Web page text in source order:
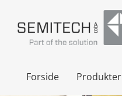
content
Forside Produkter